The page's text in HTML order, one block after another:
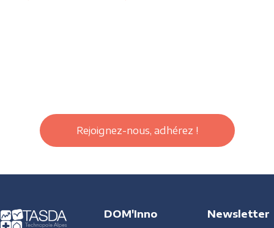
Rejoignez-nous, adhérez !
DOM'Inno Newsletter